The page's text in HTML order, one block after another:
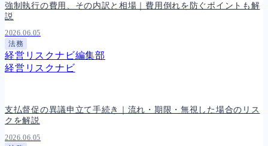
強制執行の費用、その内訳と相場｜費用倒れを防ぐポイントも解
説
2026.06.05
法務
経営リスクナビ編集部
経営リスクナビ
支払督促の異議申立て手続き｜流れ・期限・無視した場合のリス
クを解説
2026.06.05